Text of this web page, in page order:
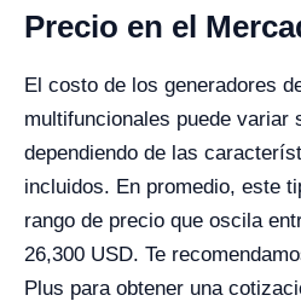
Precio en el
El costo de los generadores
multifuncionales puede variar
dependiendo de las
incluidos. En promedio, este
rango de precio que oscila
26,300 USD. Te
Plus para obtener una